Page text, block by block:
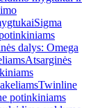
Sigma
dalys: Omega
Atsarginės
Twinline
potinkiniams